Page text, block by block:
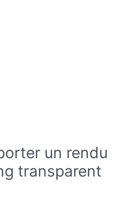
un rendu
transparent